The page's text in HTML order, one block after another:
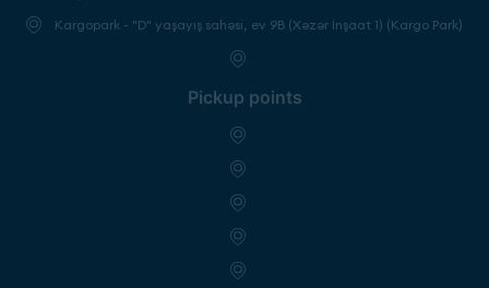
Kargopark - "D" yaşayış sahəsi, ev 9B (Xəzər İnşaat 1) (Kargo Park)
Pickup points